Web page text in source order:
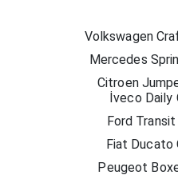
Volkswagen
Mercedes
Citroen
İveco Daily
Ford Transit
Fiat Ducato
Peugeot